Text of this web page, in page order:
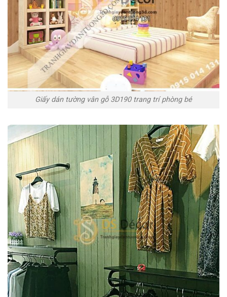
Giấy dán tường vân gỗ 3D190 trang trí phòng bé